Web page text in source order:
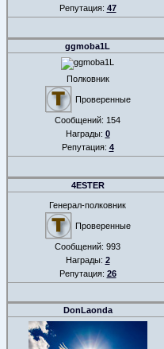
Репутация: 47
ggmoba1L
Полковник
Проверенные
Сообщений: 154
Награды: 0
Репутация: 4
4ESTER
Генерал-полковник
Проверенные
Сообщений: 993
Награды: 2
Репутация: 26
DonLaonda